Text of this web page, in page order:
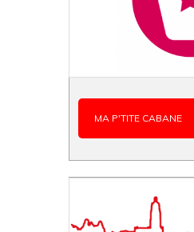
MA P'TITE CABANE